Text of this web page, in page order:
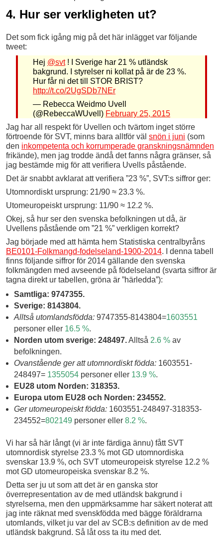
4. Hur ser verkligheten ut?
Det som fick igång mig på det här inlägget var följande
tweet:
Hej @svt! I Sverige har 21 % utländsk
bakgrund. I styrelser ni kollat på är de 23 %.
Hur får ni det till STOR BRIST?
http://t.co/2UgSDb7NEr
— Rebecca Weidmo Uvell
(@RebeccaWUvell) February 25, 2015
Jag har all respekt för Uvellen och tvärtom inget större
förtroende för SVT, minns bara alltför väl snön i juni (som
den inkompetenta och korrumperade granskningsnämnden
frikände), men jag trodde ändå det fanns några gränser, så
jag bestämde mig för att verifiera Uvells påstående.
Det är snabbt avklarat att verifiera ”23 %”, SVT:s siffror ger:
Utomnordiskt ursprung: 21/90 ≈ 23.3 %.
Utomeuropeiskt ursprung: 11/90 ≈ 12.2 %.
Okej, så hur ser den svenska befolkningen ut då, är
Uvellens påstående om ”21 %” verkligen korrekt?
Jag började med att hämta hem Statistiska centralbyråns
BE0101-Folkmangd-fodelseland-1900-2014. I denna tabell
finns följande siffror för 2014 gällande den svenska
folkmängden med avseende på födelseland (svarta siffror är
tagna direkt ur tabellen, gröna är ”härledda”):
Samtliga: 9747355.
Sverige: 8143804.
Alltså utomlandsfödda:9747355-8143804=1603551
personer eller 16.5 %.
Norden utom sverige: 248497.Alltså 2.6 %av
befolkningen.
Ovanstående ger att utomnordiskt födda:1603551-
248497= 1355054personer eller 13.9 %.
EU28 utom Norden: 318353.
Europa utom EU28 och Norden: 234552.
Ger utomeuropeiskt födda:1603551-248497-318353-
234552=802149personer eller 8.2 %.
Vi har så här långt (vi är inte färdiga ännu) fått SVT
utomnordisk styrelse 23.3 % mot GD utomnordiska
svenskar 13.9 %, och SVT utomeuropeisk styrelse 12.2 %
mot GD utomeuropeiska svenskar 8.2 %.
Detta ser ju ut som att det är en ganska stor
överrepresentation av de med utländsk bakgrund i
styrelserna, men den uppmärksamme har säkert noterat att
jag inte räknat med svenskfödda med bägge föräldrarna
utomlands, vilket ju var del av SCB:s definition av de med
utländsk bakgrund. Så låt oss ta itu med det.